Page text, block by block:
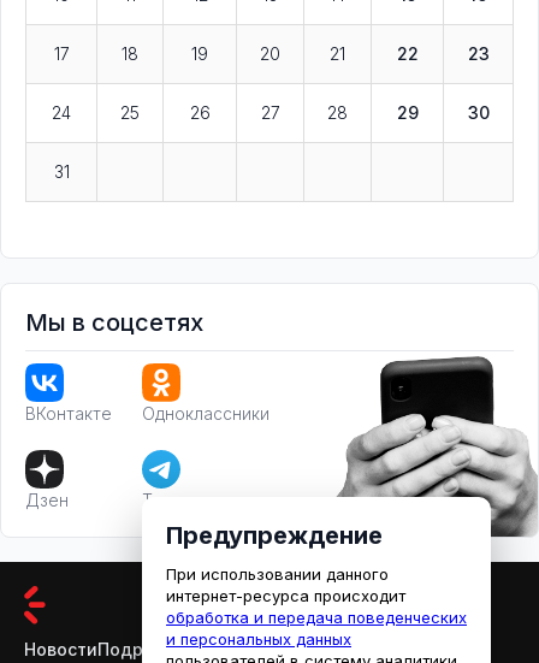
17 18 19 20 21 22 23
24 25 26 27 28 29 30
31
Мы в соцсетях
ВКонтакте Одноклассники
Дзен Телеграм
НовостиПодробностиАфишаКино
Предупреждение
При использовании данного
интернет-ресурса происходит
обработка и передача поведенческих
и персональных данных